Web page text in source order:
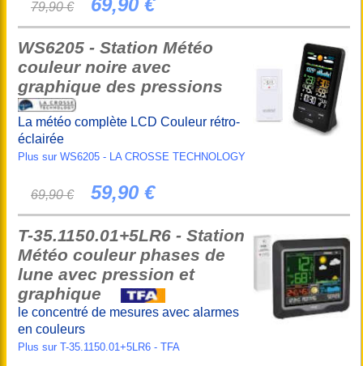
79,90 € 69,90 €
WS6205 - Station Météo
couleur noire avec
graphique des pressions
La météo complète LCD Couleur rétro-
éclairée
Plus sur WS6205 - LA CROSSE TECHNOLOGY
69,90 € 59,90 €
T-35.1150.01+5LR6 - Station
Météo couleur phases de
lune avec pression et
graphique
le concentré de mesures avec alarmes
en couleurs
Plus sur T-35.1150.01+5LR6 - TFA